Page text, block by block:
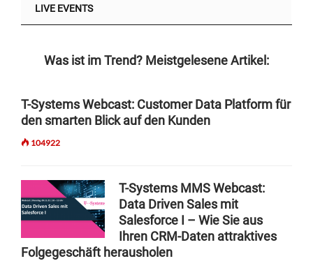
LIVE EVENTS
Was ist im Trend? Meistgelesene Artikel:
T-Systems Webcast: Customer Data Platform für
den smarten Blick auf den Kunden
104922
T-Systems MMS Webcast:
Data Driven Sales mit
Salesforce I – Wie Sie aus
Ihren CRM-Daten attraktives
Folgegeschäft herausholen